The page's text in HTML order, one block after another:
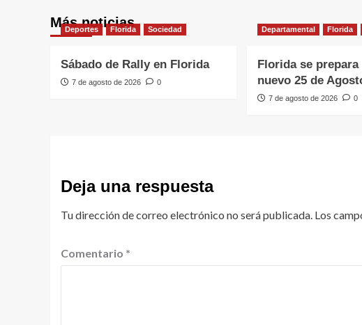
Más noticias
Deportes Florida Sociedad
Sábado de Rally en Florida
7 de agosto de 2026 0
Departamental Florida
Florida se prepara
nuevo 25 de
7 de agosto de 2026 0
Deja una respuesta
Tu dirección de correo electrónico no será publicada. Los
Comentario *